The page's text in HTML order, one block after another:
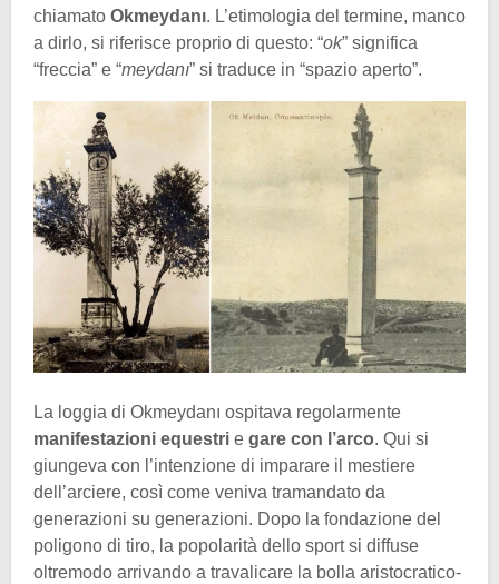
chiamato Okmeydanı. L’etimologia del termine, manco
a dirlo, si riferisce proprio di questo: “ok” significa
“freccia” e “meydanı” si traduce in “spazio aperto”.
La loggia di Okmeydanı ospitava regolarmente
manifestazioni equestri e gare con l’arco. Qui si
giungeva con l’intenzione di imparare il mestiere
dell’arciere, così come veniva tramandato da
generazioni su generazioni. Dopo la fondazione del
poligono di tiro, la popolarità dello sport si diffuse
oltremodo arrivando a travalicare la bolla aristocratico-